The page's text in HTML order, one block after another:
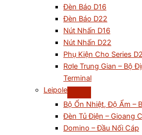
Đèn Báo D16
Đèn Báo D22
Nút Nhấn D16
Nút Nhấn D22
Phụ Kiện Cho Series
Rơle Trung Gian – Bộ
Terminal
Leipole
Bộ Ổn Nhiệt, Độ Ẩm –
Đèn Tủ Điện – Gioang
Domino – Đầu Nối Cáp